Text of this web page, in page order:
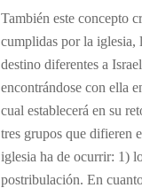
También este concepto
cumplidas por la iglesia,
destino diferentes a
encontrándose con ella
cual establecerá en su
tres grupos que difieren
iglesia ha de ocurrir: 1)
postribulación. En